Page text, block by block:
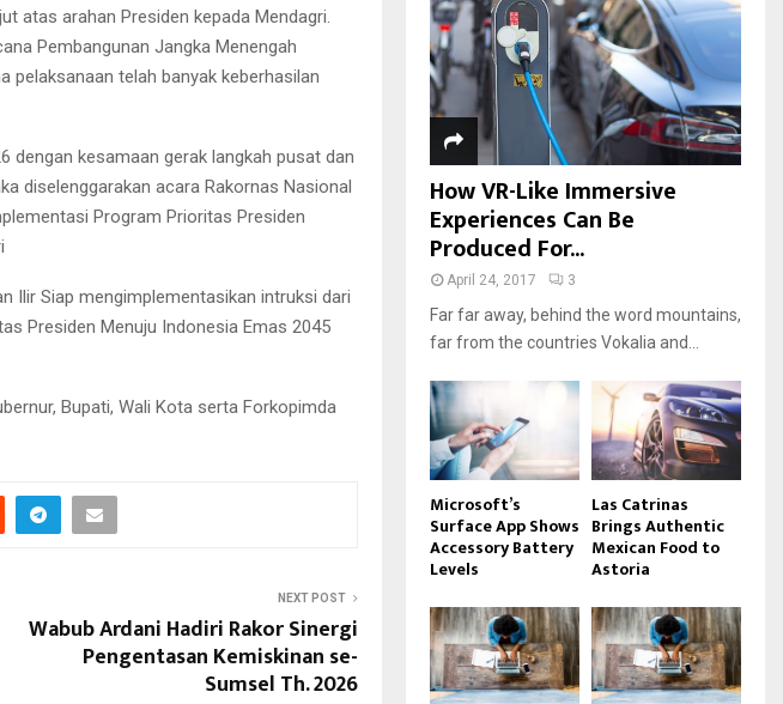
atas arahan Presiden kepada Mendagri.
Pembangunan Jangka Menengah
pelaksanaan telah banyak keberhasilan
dengan kesamaan gerak langkah pusat dan
diselenggarakan acara Rakornas Nasional
Program Prioritas Presiden
Ilir Siap mengimplementasikan intruksi dari
Presiden Menuju Indonesia Emas 2045
Bupati, Wali Kota serta Forkopimda
NEXT POST
Wabub Ardani Hadiri Rakor Sinergi
Pengentasan Kemiskinan se-
Sumsel Th. 2026
How VR-Like Immersive
Experiences Can Be
Produced For...
April 24, 2017 3
Far far away, behind the word mountains,
far from the countries Vokalia and...
Microsoft’s
Surface App Shows
Accessory Battery
Levels
Las Catrinas
Brings Authentic
Mexican Food to
Astoria